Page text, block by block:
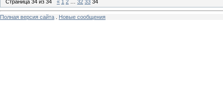
Страница 34 из 34 « 1 2 32 33 34
Полная версия сайта Новые сообщения